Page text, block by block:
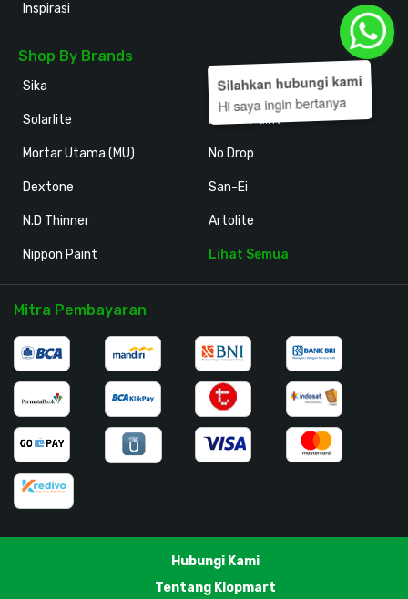
Inspirasi
Shop By Brands
Sika
Solarlite
Mortar Utama (MU)
Dextone
N.D Thinner
Nippon Paint
Holodeck
Kansai Paint
No Drop
San-Ei
Artolite
Lihat Semua
Mitra Pembayaran
Hubungi Kami
Tentang Klopmart
Silahkan hubungi kami
Hi saya ingin bertanya